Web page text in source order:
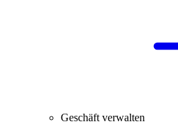
Geschäft verwalten